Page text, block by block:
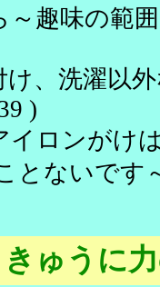
～趣味の範
け、洗濯以
)
イロンがけ
とないです
ゅうに